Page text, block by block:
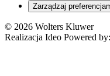
Zarządzaj
© 2026 Wolters Kluwer
Realizacja Ideo Powered by: